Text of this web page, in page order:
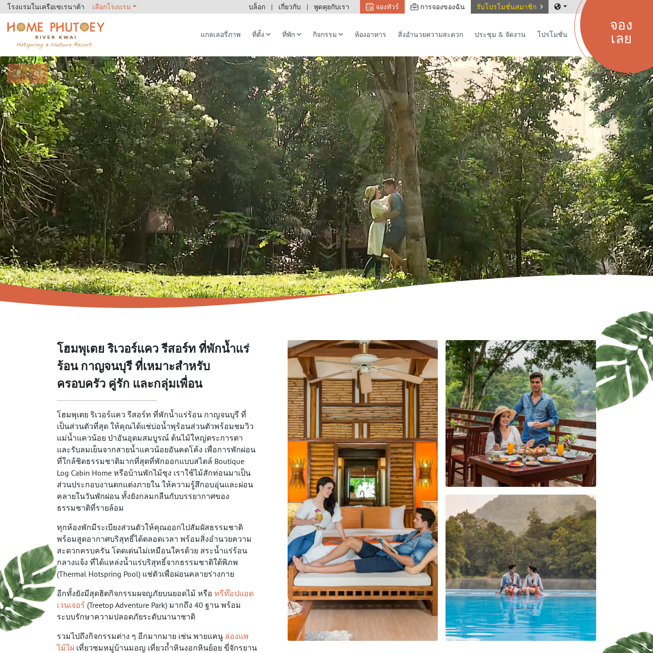
โรงแรมในเครือเซเรนาต้า เลือกโรงแรม บล็อก เกี่ยวกับ พูดคุยกับเรา จองทัวร์ การจองของฉัน รับโปรโมชั่นสมาชิก
Home Phutoey River Kwai
แกลเลอรี่ภาพ ที่ตั้ง ที่พัก กิจกรรม ห้องอาหาร สิ่งอำนวยความสะดวก ประชุม & จัดงาน โปรโมชั่น
โฮมพุเตย ริเวอร์แคว รีสอร์ท ที่พักน้ำแร่
ร้อน กาญจนบุรี ที่เหมาะสำหรับ
ครอบครัว คู่รัก และกลุ่มเพื่อน
โฮมพุเตย ริเวอร์แคว รีสอร์ท ที่พักน้ำแร่ร้อน กาญจนบุรี ที่
เป็นส่วนตัวที่สุด ให้คุณได้แช่บ่อน้ำพุร้อนส่วนตัวพร้อมชมวิว
แม่น้ำแควน้อย ป่าอันอุดมสมบูรณ์ ต้นไม้ใหญ่ตระการตา
และรับลมเย็นจากสายน้ำแควน้อยอันคดโค้ง เพื่อการพักผ่อน
ที่ใกล้ชิดธรรมชาติมากที่สุดที่พักออกแบบสไตล์ Boutique
Log Cabin Home หรือบ้านพักไม้ซุง เราใช้ไม้สักท่อนมาเป็น
ส่วนประกอบงานตกแต่งภายใน ให้ความรู้สึกอบอุ่นและผ่อน
คลายในวันพักผ่อน ทั้งยังกลมกลืนกับบรรยากาศของ
ธรรมชาติที่รายล้อม
ทุกห้องพักมีระเบียงส่วนตัวให้คุณออกไปสัมผัสธรรมชาติ
พร้อมสูดอากาศบริสุทธิ์ได้ตลอดเวลา พร้อมสิ่งอำนวยความ
สะดวกครบครัน โดดเด่นไม่เหมือนใครด้วย สระน้ำแร่ร้อน
กลางแจ้ง ที่ได้แหล่งน้ำแร่บริสุทธิ์จากธรรมชาติใต้พิภพ
(Thermal Hotspring Pool) แช่ตัวเพื่อผ่อนคลายร่างกาย
อีกทั้งยังมีสุดฮิตกิจกรรมผจญภัยบนยอดไม้ หรือ ทรีท๊อปแอด
เวนเจอร์ (Treetop Adventure Park) มากถึง 40 ฐาน พร้อม
ระบบรักษาความปลอดภัยระดับนานาชาติ
รวมไปถึงกิจกรรมต่าง ๆ อีกมากมาย เช่น พายแคนู ล่องแพ
ไม้ไผ่ เที่ยวชมหมู่บ้านมอญ เที่ยวถ้ำหินงอกหินย้อย ขี่จักรยาน
จอง
เลย